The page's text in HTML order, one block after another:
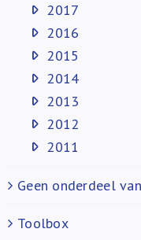
2017
2016
2015
2014
2013
2012
2011
Geen onderdeel
Toolbox